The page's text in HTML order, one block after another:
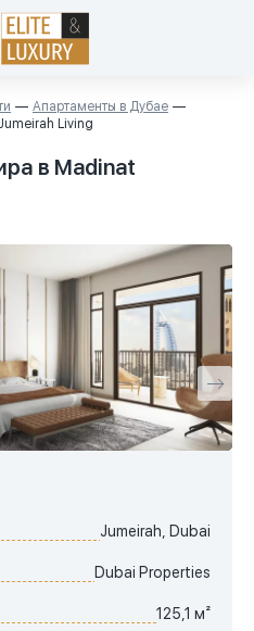
Апартаменты в Дубае
Living
в Madinat
Jumeirah, Dubai
Dubai Properties
125,1 м²